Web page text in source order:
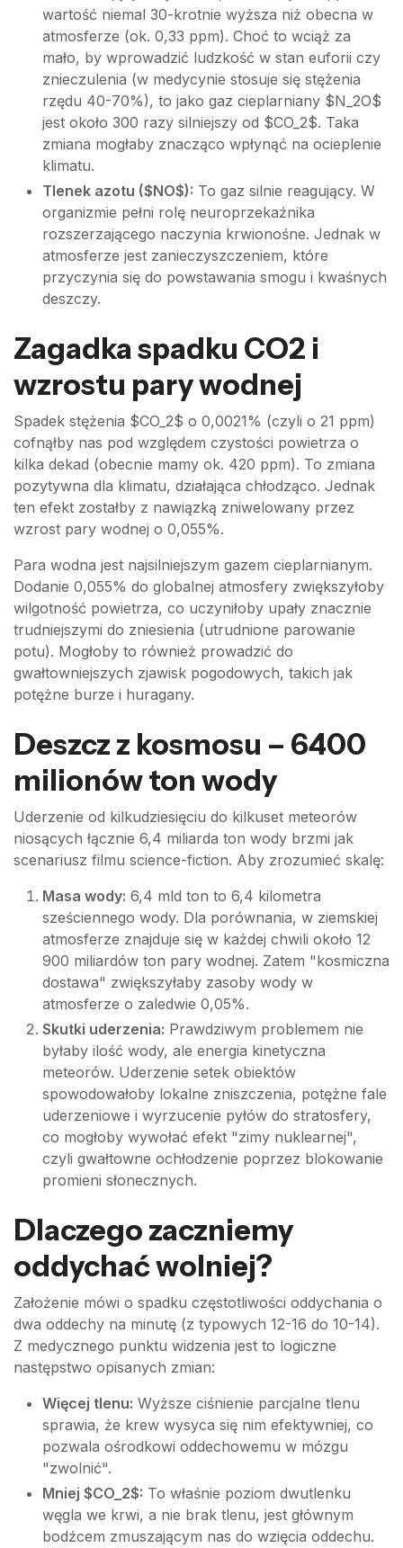
wartość niemal 30-krotnie wyższa niż obecna w
atmosferze (ok. 0,33 ppm). Choć to wciąż za
mało, by wprowadzić ludzkość w stan euforii czy
znieczulenia (w medycynie stosuje się stężenia
rzędu 40-70%), to jako gaz cieplarniany $N_2O$
jest około 300 razy silniejszy od $CO_2$. Taka
zmiana mogłaby znacząco wpłynąć na ocieplenie
klimatu.
Tlenek azotu ($NO$): To gaz silnie reagujący. W
organizmie pełni rolę neuroprzekaźnika
rozszerzającego naczynia krwionośne. Jednak w
atmosferze jest zanieczyszczeniem, które
przyczynia się do powstawania smogu i kwaśnych
deszczy.
Zagadka spadku CO2 i
wzrostu pary wodnej
Spadek stężenia $CO_2$ o 0,0021% (czyli o 21 ppm)
cofnąłby nas pod względem czystości powietrza o
kilka dekad (obecnie mamy ok. 420 ppm). To zmiana
pozytywna dla klimatu, działająca chłodząco. Jednak
ten efekt zostałby z nawiązką zniwelowany przez
wzrost pary wodnej o 0,055%.
Para wodna jest najsilniejszym gazem cieplarnianym.
Dodanie 0,055% do globalnej atmosfery zwiększyłoby
wilgotność powietrza, co uczyniłoby upały znacznie
trudniejszymi do zniesienia (utrudnione parowanie
potu). Mogłoby to również prowadzić do
gwałtowniejszych zjawisk pogodowych, takich jak
potężne burze i huragany.
Deszcz z kosmosu – 6400
milionów ton wody
Uderzenie od kilkudziesięciu do kilkuset meteorów
niosących łącznie 6,4 miliarda ton wody brzmi jak
scenariusz filmu science-fiction. Aby zrozumieć skalę:
Masa wody: 6,4 mld ton to 6,4 kilometra
sześciennego wody. Dla porównania, w ziemskiej
atmosferze znajduje się w każdej chwili około 12
900 miliardów ton pary wodnej. Zatem "kosmiczna
dostawa" zwiększyłaby zasoby wody w
atmosferze o zaledwie 0,05%.
Skutki uderzenia: Prawdziwym problemem nie
byłaby ilość wody, ale energia kinetyczna
meteorów. Uderzenie setek obiektów
spowodowałoby lokalne zniszczenia, potężne fale
uderzeniowe i wyrzucenie pyłów do stratosfery,
co mogłoby wywołać efekt "zimy nuklearnej",
czyli gwałtowne ochłodzenie poprzez blokowanie
promieni słonecznych.
Dlaczego zaczniemy
oddychać wolniej?
Założenie mówi o spadku częstotliwości oddychania o
dwa oddechy na minutę (z typowych 12-16 do 10-14).
Z medycznego punktu widzenia jest to logiczne
następstwo opisanych zmian:
Więcej tlenu: Wyższe ciśnienie parcjalne tlenu
sprawia, że krew wysyca się nim efektywniej, co
pozwala ośrodkowi oddechowemu w mózgu
"zwolnić".
Mniej $CO_2$: To właśnie poziom dwutlenku
węgla we krwi, a nie brak tlenu, jest głównym
bodźcem zmuszającym nas do wzięcia oddechu.